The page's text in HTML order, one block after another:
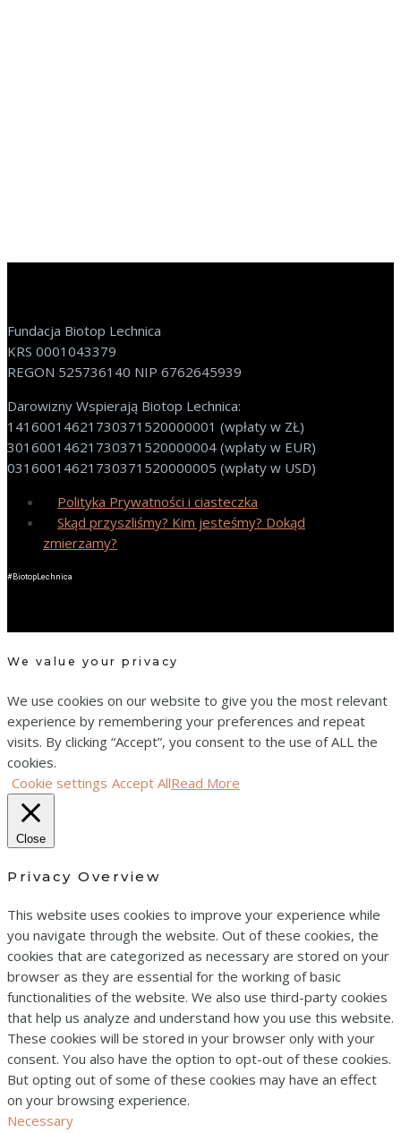
Fundacja Biotop Lechnica
KRS 0001043379
REGON 525736140 NIP 6762645939
Darowizny Wspierają Biotop Lechnica:
14160014621730371520000001 (wpłaty w ZŁ)
30160014621730371520000004 (wpłaty w EUR)
03160014621730371520000005 (wpłaty w USD)
Polityka Prywatności i ciasteczka
Skąd przyszliśmy? Kim jesteśmy? Dokąd
zmierzamy?
#BiotopLechnica
We value your privacy
We use cookies on our website to give you the most relevant
experience by remembering your preferences and repeat
visits. By clicking “Accept”, you consent to the use of ALL the
cookies.
Cookie settings Accept AllRead More
Close
Privacy Overview
This website uses cookies to improve your experience while
you navigate through the website. Out of these cookies, the
cookies that are categorized as necessary are stored on your
browser as they are essential for the working of basic
functionalities of the website. We also use third-party cookies
that help us analyze and understand how you use this website.
These cookies will be stored in your browser only with your
consent. You also have the option to opt-out of these cookies.
But opting out of some of these cookies may have an effect
on your browsing experience.
Necessary